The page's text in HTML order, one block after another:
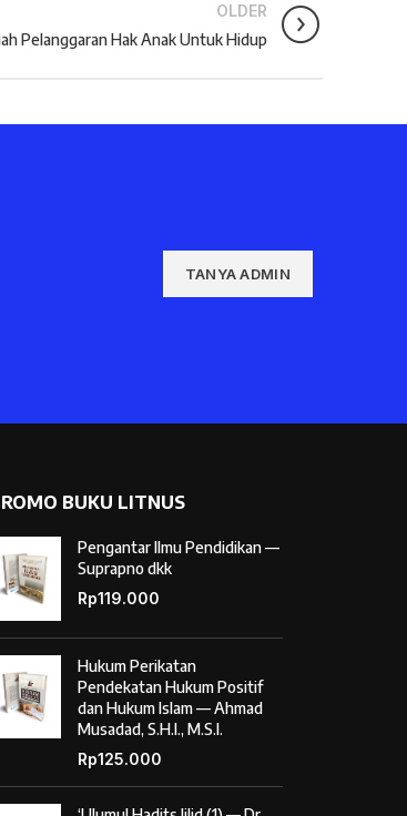
OLDER
Pelanggaran Hak Anak Untuk Hidup
TANYA ADMIN
BUKU LITNUS
Pengantar Ilmu Pendidikan —
Suprapno dkk
Rp119.000
Hukum Perikatan
Pendekatan Hukum Positif
dan Hukum Islam — Ahmad
Musadad, S.H.I., M.S.I.
Rp125.000